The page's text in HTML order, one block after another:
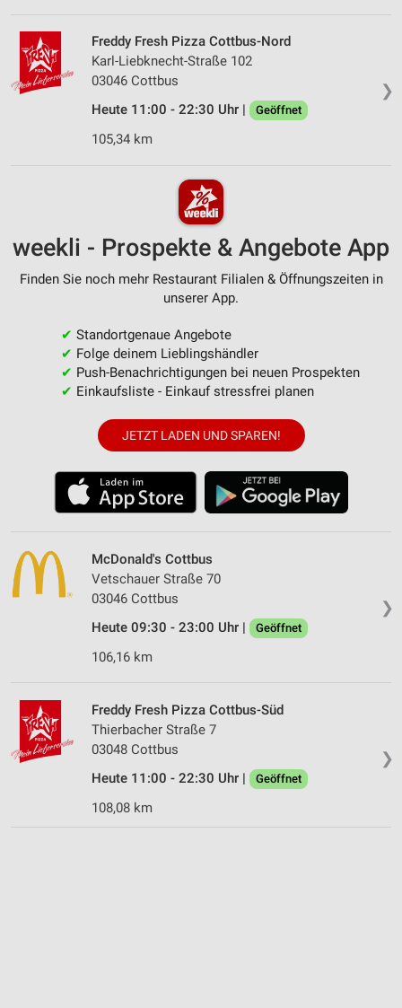
❯
Freddy Fresh Pizza Cottbus-Nord
Karl-Liebknecht-Straße 102
03046 Cottbus
Heute 11:00 - 22:30 Uhr |
Geöffnet
105,34 km
weekli - Prospekte & Angebote App
Finden Sie noch mehr Restaurant Filialen & Öffnungszeiten in
unserer App.
✔ Standortgenaue Angebote
✔ Folge deinem Lieblingshändler
✔ Push-Benachrichtigungen bei neuen Prospekten
✔ Einkaufsliste - Einkauf stressfrei planen
JETZT LADEN UND SPAREN!
❯
McDonald's Cottbus
Vetschauer Straße 70
03046 Cottbus
Heute 09:30 - 23:00 Uhr |
Geöffnet
106,16 km
❯
Freddy Fresh Pizza Cottbus-Süd
Thierbacher Straße 7
03048 Cottbus
Heute 11:00 - 22:30 Uhr |
Geöffnet
108,08 km